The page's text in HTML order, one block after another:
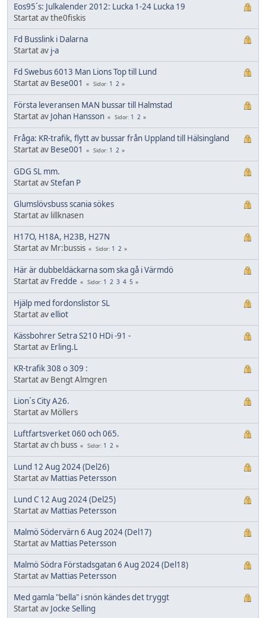
Eos95´s: Julkalender 2012: Lucka 1-24 Lucka 19
Startat av the0fiskis
Fd Busslink i Dalarna
Startat av j-a
Fd Swebus 6013 Man Lions Top till Lund
Startat av Bese001 Sidor 1 2
Första leveransen MAN bussar till Halmstad
Startat av Johan Hansson Sidor 1 2
Fråga: KR-trafik, flytt av bussar från Uppland till Hälsingland
Startat av Bese001 Sidor 1 2
GDG SL mm.
Startat avStefan P
Glumslövsbuss scania sökes
Startat av lillknasen
H17O, H18A, H23B, H27N
Startat av Mr:bussis
Sidor 1 2
Här är dubbeldäckarna som ska gå i Värmdö
Startat av Fredde Sidor 1 2 3 4 5
Hjälp med fordonslistor SL
Startat avelliot
Kässbohrer Setra S210 HDi -91 -
Startat av Erling.L
KR-trafik 308 o 309 :
Startat av Bengt Almgren
Lion´s City A26.
Startat av Möllers
Luftfartsverket 060 och 065.
Startat av ch buss
Sidor 1 2
Lund 12 Aug 2024 (Del26)
Startat av Mattias Petersson
Lund C 12 Aug 2024 (Del25)
Startat av Mattias Petersson
Malmö Södervärn 6 Aug 2024 (Del17)
Startat av Mattias Petersson
Malmö Södra Förstadsgatan 6 Aug 2024 (Del18)
Startat av Mattias Petersson
Med gamla "bella" i snön kändes det tryggt
Startat av Jocke Selling